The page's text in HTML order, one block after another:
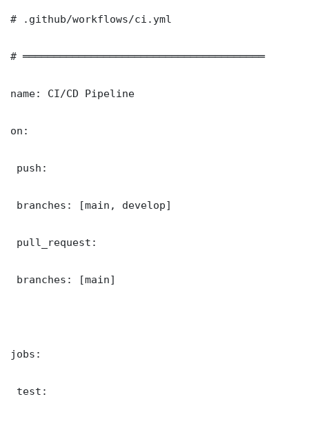
# .github/workflows/ci.yml
# ═══════════════════════════════════════
name: CI/CD Pipeline
on:
push:
branches: [main, develop]
pull_request:
branches: [main]
jobs:
test: